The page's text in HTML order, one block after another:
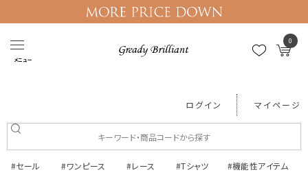
メニュー
0
ログイン マイページ
#セール #ワンピース #レース #Tシャツ #機能性アイテム